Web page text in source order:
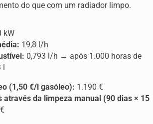
do que com um radiador limpo.
kW
19,8 l/h
0,793 l/h → após 1.000 horas de
l
(1,50 €/l gasóleo): 1.190 €
através da limpeza manual (90 dias × 15